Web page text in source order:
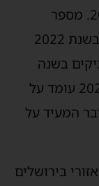
זוגות לעומת 11,600 זוגות בשנת 2021. מספר
התיקים שנפתחו בבתי הדין הרבניים בשנת 2022
102,739 לעומת 103,542 תיקים בשנה
שלפני כן. מספר התיקים שנסגרו ב-2022 עומד על
לעומת 103,699 ב-2021, דבר המעיד על
בירושלים